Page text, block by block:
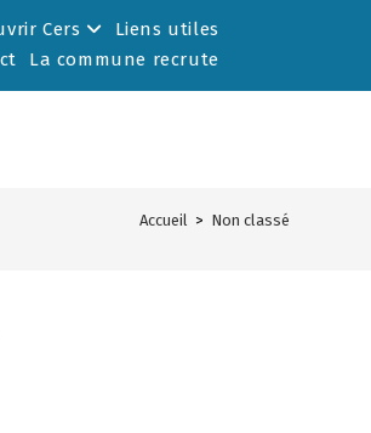
Cers
Liens utiles
La commune recrute
Accueil > Non classé